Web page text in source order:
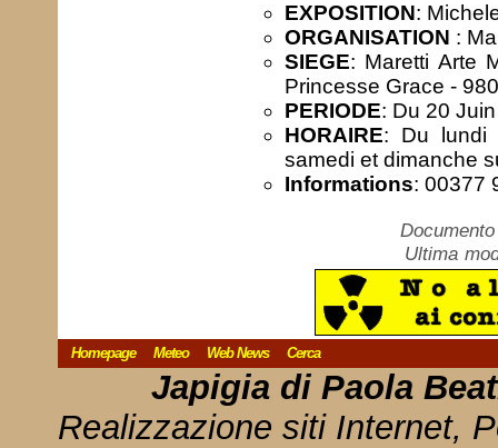
EXPOSITION:
ORGANISATION :
SIEGE: Maretti Arte
Princesse Grace -
PERIODE: Du 20
HORAIRE: Du lundi
samedi et dimanche
Informations: 00377
Ultima
Homepage Meteo Web News Cerca
Japigia di Paola
Realizzazione siti Internet,